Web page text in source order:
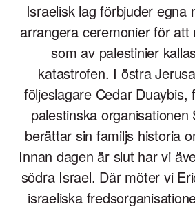
Israelisk lag förbjuder egna
arrangera ceremonier för att
som av palestinier
katastrofen. I östra
följeslagare Cedar Duaybis,
palestinska organisationen
berättar sin familjs historia
Innan dagen är slut har vi
södra Israel. Där möter vi
israeliska